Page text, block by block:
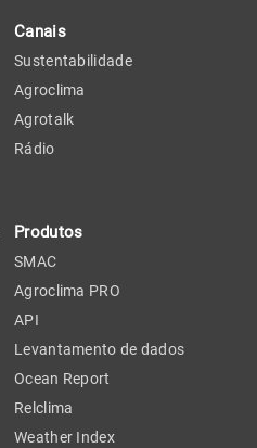
Canais
Sustentabilidade
Agroclima
Agrotalk
Rádio
Produtos
SMAC
Agroclima PRO
API
Levantamento de dados
Ocean Report
Relclima
Weather Index